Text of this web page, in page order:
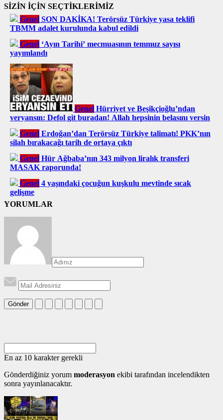
SİZİN İÇİN SEÇTİKLERİMİZ
Genel SON DAKİKA! Terörsüz Türkiye yasa teklifi
TBMM adalet kurulunda kabul edildi
Genel ‘Ayın Tarihi’ mecmuasının temmuz sayısı
yayımlandı
Genel Hürriyet ve Beşikçioğlu’ndan
veryansın: Defol git buradan! Allah hepsinin belasını versin
Genel Erdoğan’dan Terörsüz Türkiye talimatı! PKK’nın
silah bırakacağı tarih de ortaya çıktı
Genel Hür Ağbaba’nın 343 milyon liralık transferi
MASAK raporunda!
Genel 4 yaşındaki çocuğun kuşkulu mevtinde sıcak
gelişme
YORUMLAR
Gönder
En az 10 karakter gerekli
Gönderdiğiniz yorum moderasyon ekibi tarafından incelendikten
sonra yayınlanacaktır.